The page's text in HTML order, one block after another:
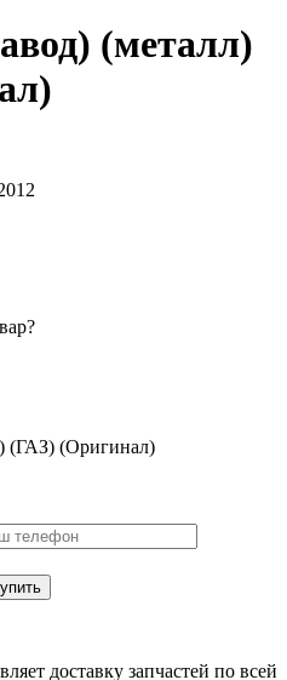
(металл)
доставку запчастей по всей